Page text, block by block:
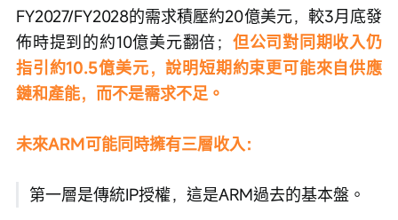
FY2027/FY2028的需求積壓約20億美元，較3月底發
佈時提到的約10億美元翻倍； 但公司對同期收入仍
指引約10.5億美元，說明短期約束更可能來自供應
鏈和產能，而不是需求不足。
未來ARM可能同時擁有三層收入：
第一層是傳統IP授權，這是ARM過去的基本盤。